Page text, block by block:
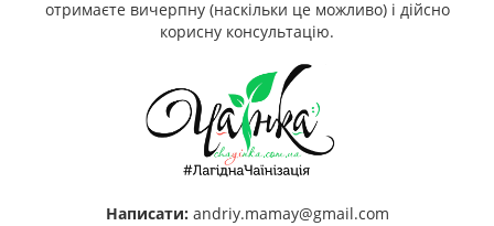
отримаєте вичерпну (наскільки це можливо) і дійсно
корисну консультацію.
Написати: andriy.mamay@gmail.com